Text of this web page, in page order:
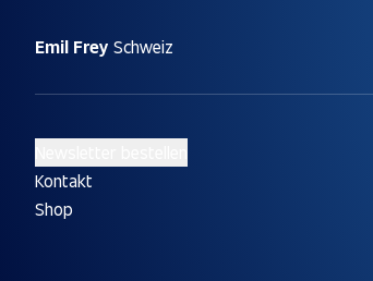
Emil Frey Schweiz
Kontakt
Shop